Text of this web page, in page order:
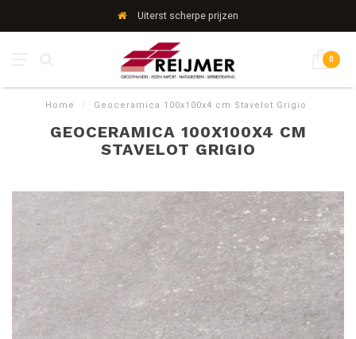
Uiterst scherpe prijzen
0
Home / Geoceramica 100x100x4 cm Stavelot Grigio
GEOCERAMICA 100X100X4 CM
STAVELOT GRIGIO